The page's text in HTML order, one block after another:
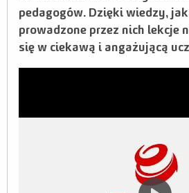
Kontakt
Regulamin
Nagrody
Szablon
Dla mediów
pedagogów. Dzięki wiedzy,
prowadzone przez nich lekcje
się w ciekawą i angażującą